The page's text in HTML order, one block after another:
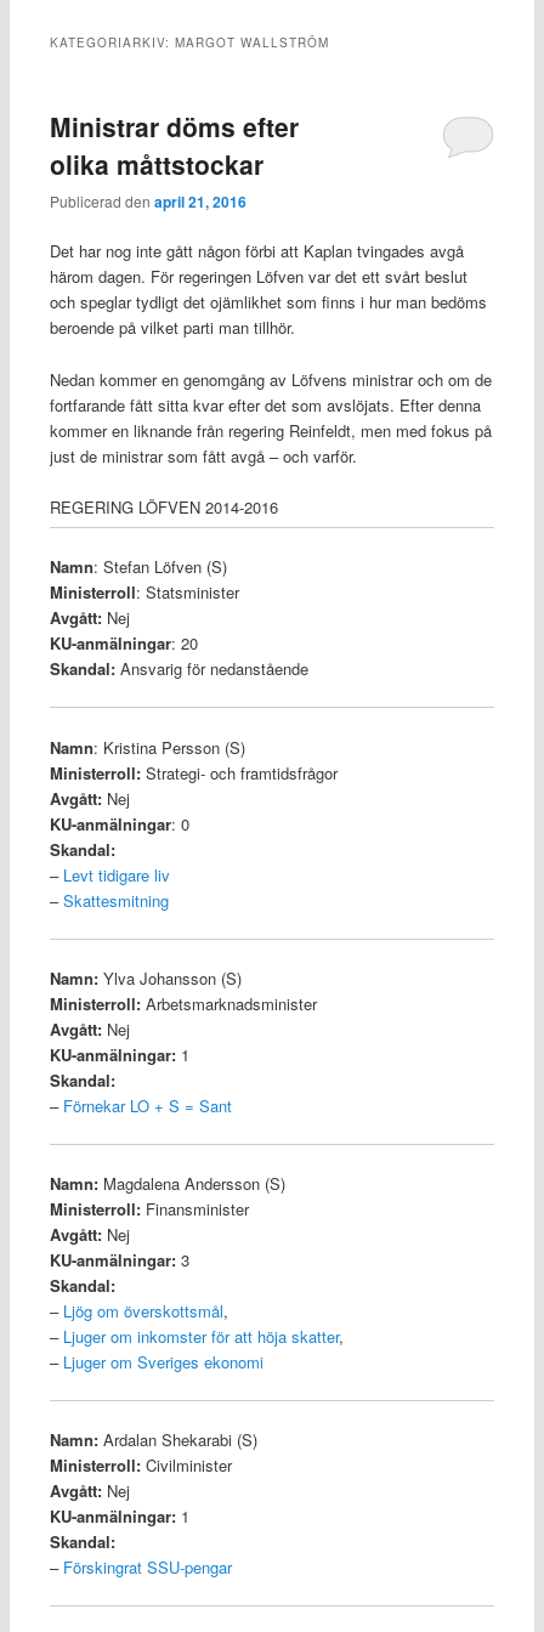
KATEGORIARKIV: MARGOT WALLSTRÖM
Ministrar döms efter
olika måttstockar
Publicerad den april 21, 2016
Det har nog inte gått någon förbi att Kaplan tvingades avgå
härom dagen. För regeringen Löfven var det ett svårt beslut
och speglar tydligt det ojämlikhet som finns i hur man bedöms
beroende på vilket parti man tillhör.
Nedan kommer en genomgång av Löfvens ministrar och om de
fortfarande fått sitta kvar efter det som avslöjats. Efter denna
kommer en liknande från regering Reinfeldt, men med fokus på
just de ministrar som fått avgå – och varför.
REGERING LÖFVEN 2014-2016
Namn: Stefan Löfven (S)
Ministerroll: Statsminister
Avgått:Nej
KU-anmälningar: 20
Skandal:Ansvarig för nedanstående
Namn: Kristina Persson (S)
Ministerroll:Strategi- och framtidsfrågor
Avgått:Nej
KU-anmälningar: 0
Skandal:
– Levt tidigare liv
–Skattesmitning
Namn:Ylva Johansson (S)
Ministerroll:Arbetsmarknadsminister
Avgått:Nej
KU-anmälningar:1
Skandal:
– Förnekar LO + S = Sant
Namn:Magdalena Andersson (S)
Ministerroll:Finansminister
Avgått:Nej
KU-anmälningar:3
Skandal:
– Ljög om överskottsmål,
– Ljuger om inkomster för att höja skatter,
– Ljuger om Sveriges ekonomi
Namn:Ardalan Shekarabi (S)
Ministerroll:Civilminister
Avgått:Nej
KU-anmälningar:1
Skandal:
– Förskingrat SSU-pengar